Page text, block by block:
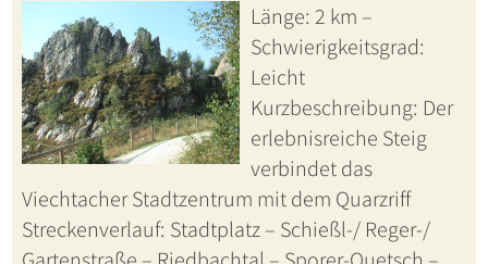
Länge: 2 km –
Schwierigkeitsgrad:
Leicht
Kurzbeschreibung: Der
erlebnisreiche Steig
verbindet das
Viechtacher Stadtzentrum mit dem Quarzriff
Streckenverlauf: Stadtplatz – Schießl-/ Reger-/